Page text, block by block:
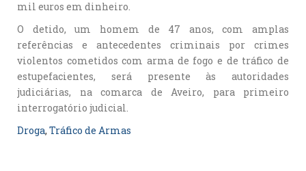
mil euros em dinheiro.
O detido, um homem de 47 anos, com amplas
referências e antecedentes criminais por crimes
violentos cometidos com arma de fogo e de tráfico de
estupefacientes, será presente às autoridades
judiciárias, na comarca de Aveiro, para primeiro
interrogatório judicial.
Droga, Tráfico de Armas